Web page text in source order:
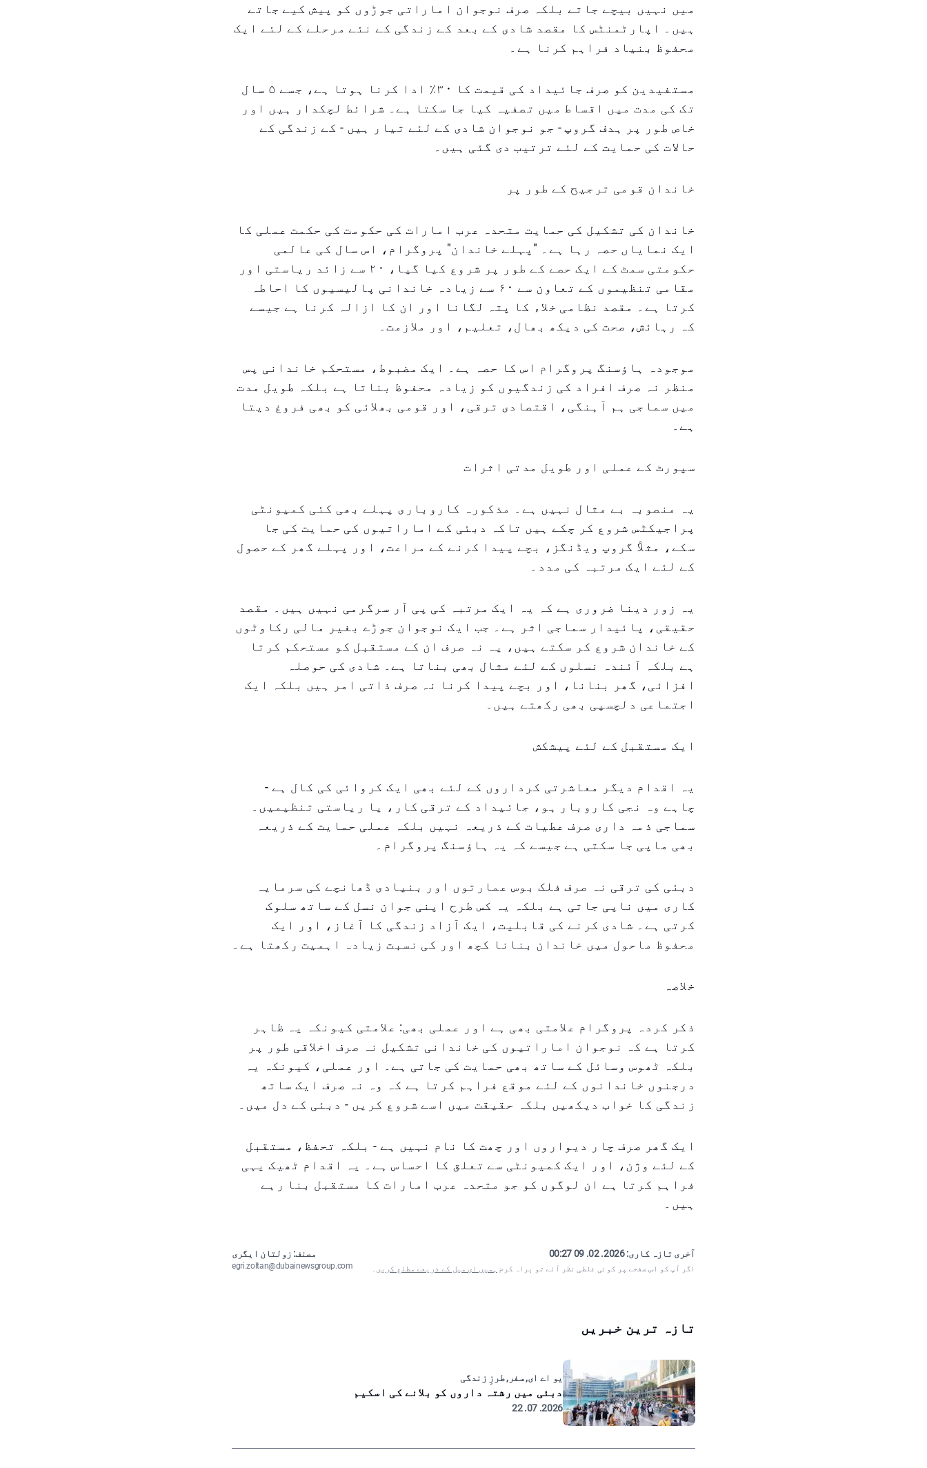
میں نہیں بیچے جاتے بلکہ صرف نوجوان اماراتی جوڑوں کو پیش کیے جاتے
ہیں۔ اپارٹمنٹس کا مقصد شادی کے بعد کے زندگی کے نئے مرحلے کے لئے ایک
محفوظ بنیاد فراہم کرنا ہے۔
مستفیدین کو صرف جائیداد کی قیمت کا ۳۰٪ ادا کرنا ہوتا ہے، جسے ۵ سال
تک کی مدت میں اقساط میں تصفیہ کیا جا سکتا ہے۔ شرائط لچکدار ہیں اور
خاص طور پر ہدف گروپ - جو نوجوان شادی کے لئے تیار ہیں - کے زندگی کے
حالات کی حمایت کے لئے ترتیب دی گئی ہیں۔
خاندان قومی ترجیح کے طور پر
خاندان کی تشکیل کی حمایت متحدہ عرب امارات کی حکومت کی حکمت عملی کا
ایک نمایاں حصہ رہا ہے۔ "پہلے خاندان" پروگرام، اس سال کی عالمی
حکومتی سمٹ کے ایک حصے کے طور پر شروع کیا گیا، ۲۰ سے زائد ریاستی اور
مقامی تنظیموں کے تعاون سے ۶۰ سے زیادہ خاندانی پالیسیوں کا احاطہ
کرتا ہے۔ مقصد نظامی خلاء کا پتہ لگانا اور ان کا ازالہ کرنا ہے جیسے
کہ رہائش، صحت کی دیکھ بھال، تعلیم، اور ملازمت۔
موجودہ ہاؤسنگ پروگرام اس کا حصہ ہے۔ ایک مضبوط، مستحکم خاندانی پس
منظر نہ صرف افراد کی زندگیوں کو زیادہ محفوظ بناتا ہے بلکہ طویل مدت
میں سماجی ہم آہنگی، اقتصادی ترقی، اور قومی بھلائی کو بھی فروغ دیتا
ہے۔
سپورٹ کے عملی اور طویل مدتی اثرات
یہ منصوبہ بے مثال نہیں ہے۔ مذکورہ کاروباری پہلے بھی کئی کمیونٹی
پراجیکٹس شروع کر چکے ہیں تاکہ دبئی کے اماراتیوں کی حمایت کی جا
سکے، مثلاً گروپ ویڈنگز، بچے پیدا کرنے کے مراعت، اور پہلے گھر کے حصول
کے لئے ایک مرتبہ کی مدد۔
یہ زور دینا ضروری ہے کہ یہ ایک مرتبہ کی پی آر سرگرمی نہیں ہیں۔ مقصد
حقیقی، پائیدار سماجی اثر ہے۔ جب ایک نوجوان جوڑے بغیر مالی رکاوٹوں
کے خاندان شروع کر سکتے ہیں، یہ نہ صرف ان کے مستقبل کو مستحکم کرتا
ہے بلکہ آئندہ نسلوں کے لئے مثال بھی بناتا ہے۔ شادی کی حوصلہ
افزائی، گھر بنانا، اور بچے پیدا کرنا نہ صرف ذاتی امر ہیں بلکہ ایک
اجتماعی دلچسپی بھی رکھتے ہیں۔
ایک مستقبل کے لئے پیشکش
یہ اقدام دیگر معاشرتی کرداروں کے لئے بھی ایک کروائی کی کال ہے -
چاہے وہ نجی کاروبار ہو، جائیداد کے ترقی کار، یا ریاستی تنظیمیں۔
سماجی ذمہ داری صرف عطیات کے ذریعہ نہیں بلکہ عملی حمایت کے ذریعہ
بھی ماپی جا سکتی ہے جیسے کہ یہ ہاؤسنگ پروگرام۔
دبئی کی ترقی نہ صرف فلک بوس عمارتوں اور بنیادی ڈھانچے کی سرمایہ
کاری میں ناپی جاتی ہے بلکہ یہ کس طرح اپنی جوان نسل کے ساتھ سلوک
کرتی ہے۔ شادی کرنے کی قابلیت، ایک آزاد زندگی کا آغاز، اور ایک
محفوظ ماحول میں خاندان بنانا کچھ اور کی نسبت زیادہ اہمیت رکھتا ہے۔
خلاصہ
ذکر کردہ پروگرام علامتی بھی ہے اور عملی بھی: علامتی کیونکہ یہ ظاہر
کرتا ہے کہ نوجوان اماراتیوں کی خاندانی تشکیل نہ صرف اخلاقی طور پر
بلکہ ٹھوس وسائل کے ساتھ بھی حمایت کی جاتی ہے۔ اور عملی، کیونکہ یہ
درجنوں خاندانوں کے لئے موقع فراہم کرتا ہے کہ وہ نہ صرف ایک ساتھ
زندگی کا خواب دیکھیں بلکہ حقیقت میں اسے شروع کریں - دبئی کے دل میں۔
ایک گھر صرف چار دیواروں اور چھت کا نام نہیں ہے - بلکہ تحفظ، مستقبل
کے لئے وژن، اور ایک کمیونٹی سے تعلق کا احساس ہے۔ یہ اقدام ٹھیک یہی
فراہم کرتا ہے ان لوگوں کو جو متحدہ عرب امارات کا مستقبل بنا رہے
ہیں۔
آخری تازہ کاری:2026. 02. 09 00:27
اگر آپ کو اس صفحے پر کوئی غلطی نظر آئے تو براہ کرم ہمیں ای میل کے ذریعے مطلع کریں۔
مصنف: زولتان ایگری
egri.zoltan@dubainewsgroup.com
تازہ ترین خبریں
یو اے ای, سفر, طرزِ زندگی
دبئی میں رشتہ داروں کو بلانے کی اسکیم
2026. 07. 22